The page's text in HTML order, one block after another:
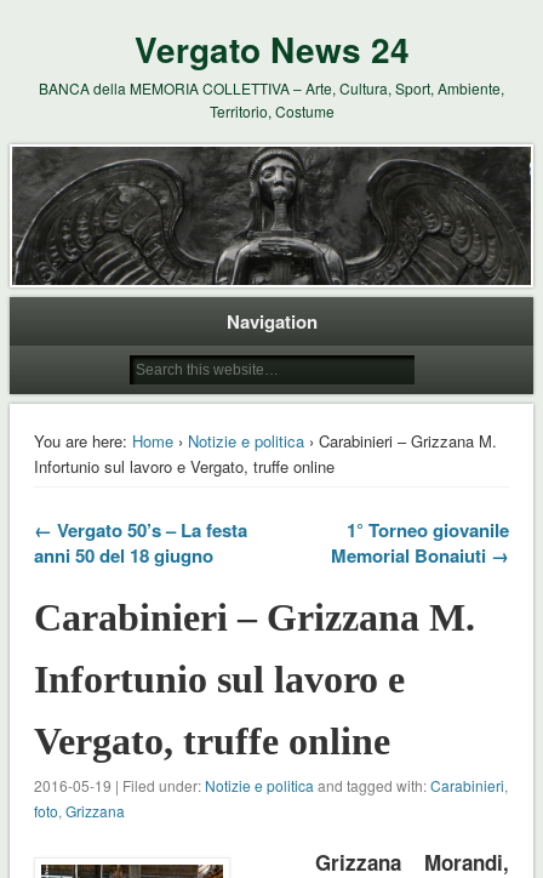
Vergato News 24
BANCA della MEMORIA COLLETTIVA – Arte, Cultura, Sport, Ambiente,
Territorio, Costume
Navigation
You are here: Home› Notizie e politica› Carabinieri – Grizzana M.
Infortunio sul lavoro e Vergato, truffe online
← Vergato 50’s – La festa
anni 50 del 18 giugno
1° Torneo giovanile
Memorial Bonaiuti →
Carabinieri – Grizzana M.
Infortunio sul lavoro e
Vergato, truffe online
2016-05-19 | Filed under: Notizie e politica and tagged with:Carabinieri,
foto, Grizzana
Grizzana Morandi,